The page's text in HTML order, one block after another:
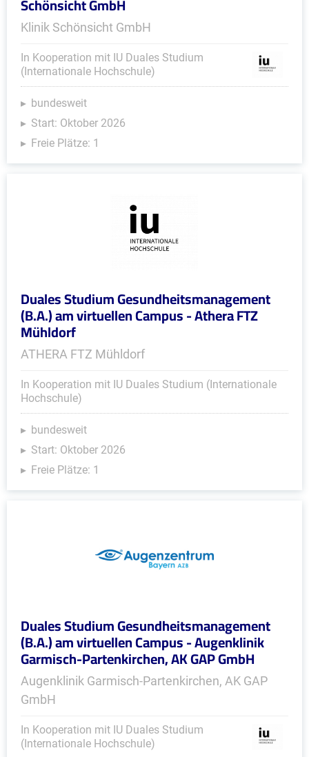
Schönsicht GmbH
Klinik Schönsicht GmbH
In Kooperation mit IU Duales Studium
(Internationale Hochschule)
bundesweit
Start: Oktober 2026
Freie Plätze: 1
Duales Studium Gesundheitsmanagement
(B.A.) am virtuellen Campus - Athera FTZ
Mühldorf
ATHERA FTZ Mühldorf
In Kooperation mit IU Duales Studium (Internationale
Hochschule)
bundesweit
Start: Oktober 2026
Freie Plätze: 1
Duales Studium Gesundheitsmanagement
(B.A.) am virtuellen Campus - Augenklinik
Garmisch-Partenkirchen, AK GAP GmbH
Augenklinik Garmisch-Partenkirchen, AK GAP
GmbH
In Kooperation mit IU Duales Studium
(Internationale Hochschule)